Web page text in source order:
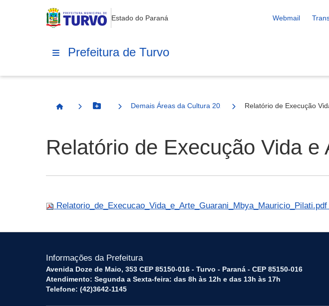
Estado do Paraná Webmail
Prefeitura de Turvo
Página InicialBotão Menu
Demais Áreas da Cultura 2025 Relatório de Execução
Relatório de Execução Vida e
Relatorio_de_Execucao_Vida_e_Arte_Guarani_Mbya_Mauricio_Pilati.pdf
Informações da Prefeitura
Avenida Doze de Maio, 353 CEP 85150-016 - Turvo - Paraná - CEP 85150-016
Atendimento: Segunda a Sexta-feira: das 8h às 12h e das 13h às 17h
Telefone: (42)3642-1145